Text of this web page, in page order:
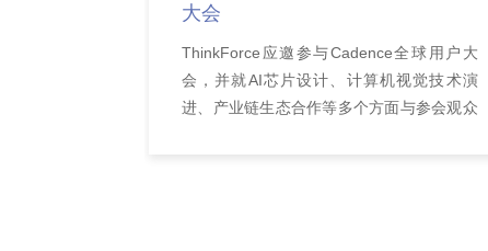
大会
ThinkForce应邀参与Cadence全球用户大
会，并就AI芯片设计、计算机视觉技术演
进、产业链生态合作等多个方面与参会观众